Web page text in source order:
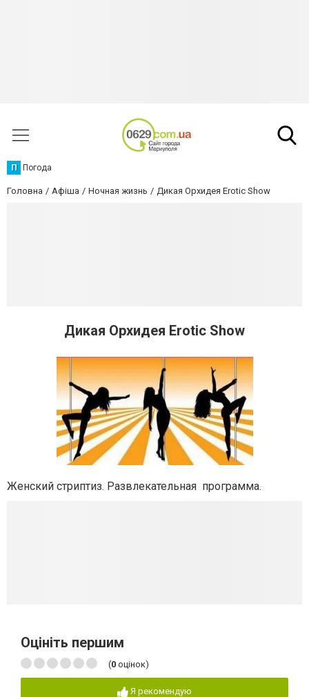
П Погода
Головна Афіша Ночная жизнь Дикая Орхидея Erotic Show
Дикая Орхидея Erotic Show
Женский стриптиз. Развлекательная программа.
Оцініть першим
(0 оцінок)
Я рекомендую